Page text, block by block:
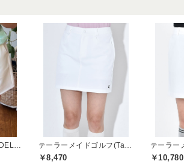
モナデルソル(MONA DELSOL) テーラーメイドゴルフ(TaylorMade Golf)
￥8,470 ￥10,780